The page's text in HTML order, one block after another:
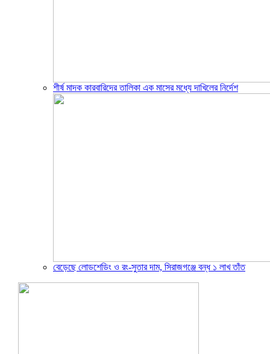
শীর্ষ মাদক কারবারিদের তালিকা এক মাসের মধ্যে দাখিলের নির্দেশ
বেড়েছে লোডশেডিং ও রং-সুতার দাম, সিরাজগঞ্জে বন্ধ ১ লাখ তাঁত